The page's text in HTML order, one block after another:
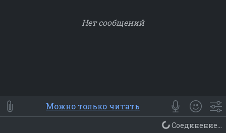
Нет сообщений
⭐ Мои Smile
😀 Emoji
Смайлики
Люди Животные Еда Объекты
Можно только читать
Соединение...